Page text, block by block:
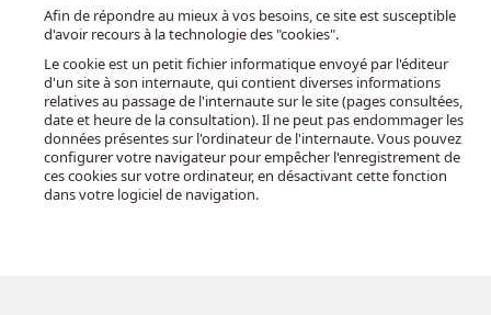
Afin de répondre au mieux à vos besoins, ce site est susceptible
d'avoir recours à la technologie des "cookies".
Le cookie est un petit fichier informatique envoyé par l'éditeur
d'un site à son internaute, qui contient diverses informations
relatives au passage de l'internaute sur le site (pages consultées,
date et heure de la consultation). Il ne peut pas endommager les
données présentes sur l'ordinateur de l'internaute. Vous pouvez
configurer votre navigateur pour empêcher l'enregistrement de
ces cookies sur votre ordinateur, en désactivant cette fonction
dans votre logiciel de navigation.